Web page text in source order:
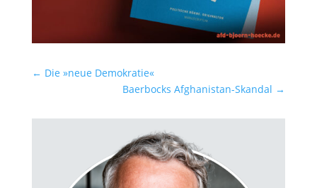
← Die »neue Demokratie«
Baerbocks Afghanistan-Skandal →